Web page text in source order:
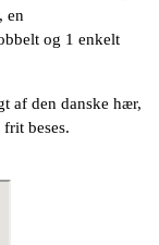
en
og 1 enkelt
af den danske hær,
beses.